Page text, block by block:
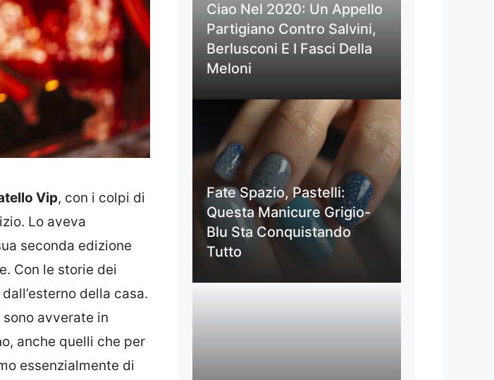
Vip, con i colpi di
Lo aveva
seconda edizione
Con le storie dei
della casa.
avverate in
anche quelli che per
essenzialmente di
Ciao Nel 2020: Un Appello
Partigiano Contro Salvini,
Berlusconi E I Fasci Della
Meloni
Fate Spazio, Pastelli:
Questa Manicure Grigio-
Blu Sta Conquistando
Tutto